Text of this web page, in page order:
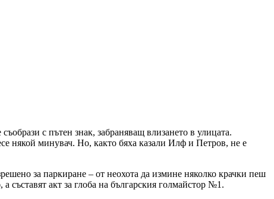
с пътен знак, забраняващ влизането в улицата.
някой минувач. Но, както бяха казали Илф и Петров, не е
за паркиране – от неохота да измине няколко крачки пеш
съставят акт за глоба на българския голмайстор №1.